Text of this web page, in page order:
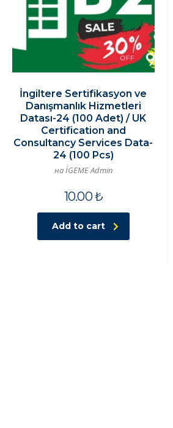
İngiltere Sertifikasyon ve
Danışmanlık Hizmetleri
Datası-24 (100 Adet) / UK
Certification and
Consultancy Services Data-
24 (100 Pcs)
на İGEME Admin
10.00₺
Add to cart